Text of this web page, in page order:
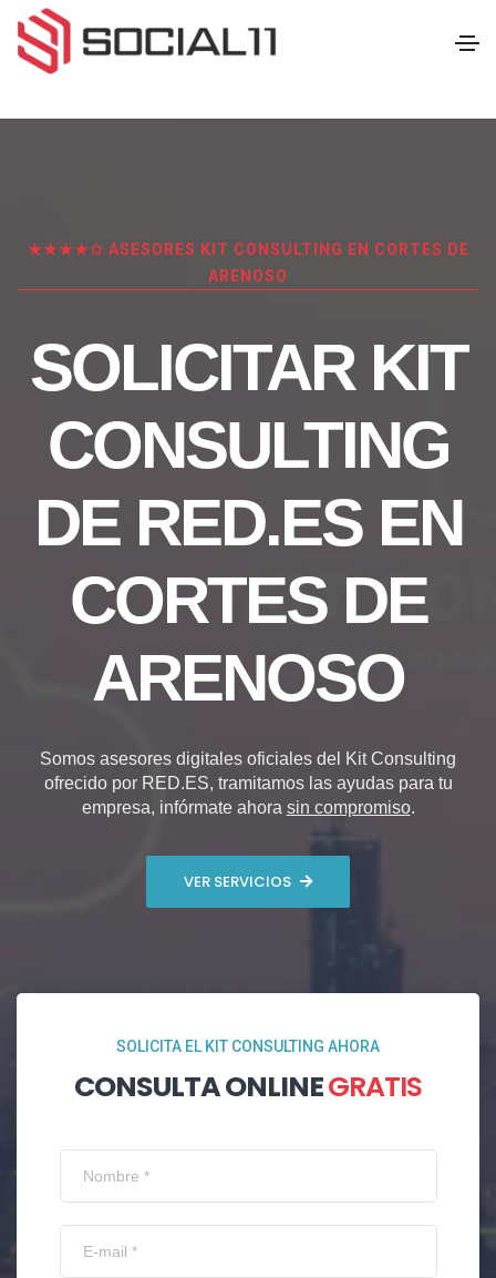
★★★★✩ ASESORES KIT CONSULTING EN CORTES DE
ARENOSO
SOLICITAR KIT
CONSULTING
DE RED.ES EN
CORTES DE
ARENOSO
Somos asesores digitales oficiales del Kit Consulting
ofrecido por RED.ES, tramitamos las ayudas para tu
empresa, infórmate ahora sin compromiso.
VER SERVICIOS
SOLICITA EL KIT CONSULTING AHORA
CONSULTA ONLINEGRATIS